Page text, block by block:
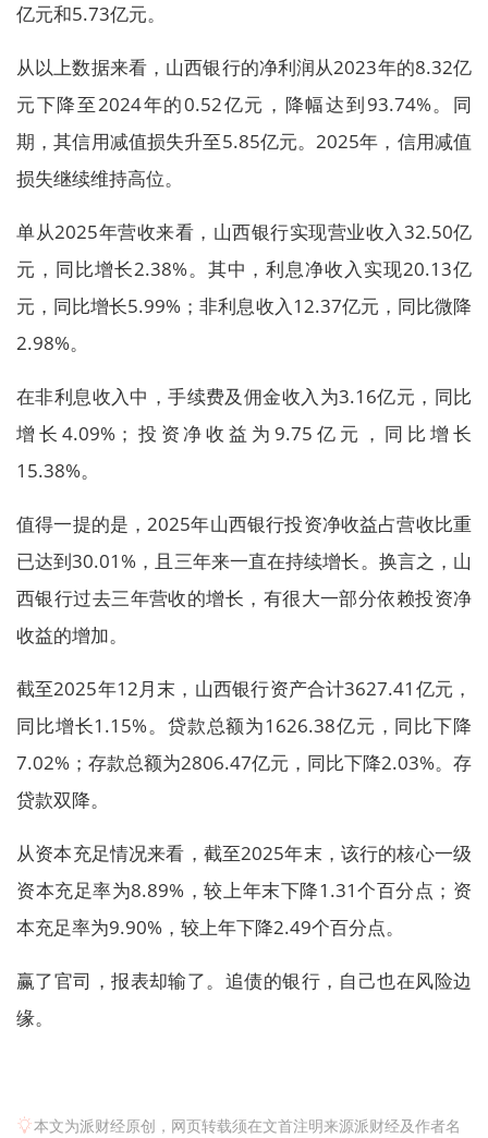
亿元和5.73亿元。
从以上数据来看，山西银行的净利润从2023年的8.32亿
元下降至2024年的0.52亿元，降幅达到93.74%。同
期，其信用减值损失升至5.85亿元。2025年，信用减值
损失继续维持高位。
单从2025年营收来看，山西银行实现营业收入32.50亿
元，同比增长2.38%。其中，利息净收入实现20.13亿
元，同比增长5.99%；非利息收入12.37亿元，同比微降
2.98%。
在非利息收入中，手续费及佣金收入为3.16亿元，同比
增长4.09%；投资净收益为9.75亿元，同比增长
15.38%。
值得一提的是，2025年山西银行投资净收益占营收比重
已达到30.01%，且三年来一直在持续增长。换言之，山
西银行过去三年营收的增长，有很大一部分依赖投资净
收益的增加。
截至2025年12月末，山西银行资产合计3627.41亿元，
同比增长1.15%。贷款总额为1626.38亿元，同比下降
7.02%；存款总额为2806.47亿元，同比下降2.03%。存
贷款双降。
从资本充足情况来看，截至2025年末，该行的核心一级
资本充足率为8.89%，较上年末下降1.31个百分点；资
本充足率为9.90%，较上年下降2.49个百分点。
赢了官司，报表却输了。追债的银行，自己也在风险边
缘。
本文为派财经原创，网页转载须在文首注明来源派财经及作者名